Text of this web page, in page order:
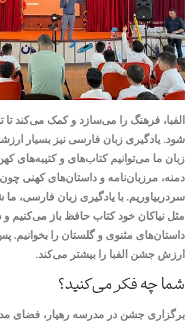
الفبا، فرهنگ را می‌سازد و کمک می‌کند
شود. یادگیری زبان فارسی نیز بسیار
زبان ما می‌توانیم کتاب‌های و کتیبه‌های کهن
دمنه، مرزبان‌نامه و داستان‌های کهنی
سردربیاوریم. با یادگیری زبان فارسی، ما
مثل نیاکان خود کتاب حافظ باز می‌کنیم
داستان‌های مثنوی و گلستان را بخوانیم.
ارزش جشن الفبا را بیشتر می‌کند.
شما چه فکر می‌کنید؟
برگزاری جشن‌ در مدرسه رهیار، فضای